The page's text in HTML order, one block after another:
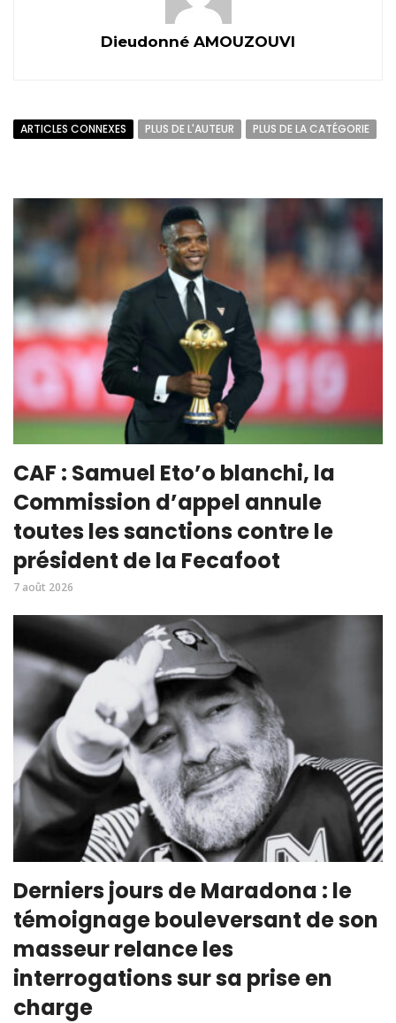
Dieudonné AMOUZOUVI
ARTICLES CONNEXES PLUS DE L'AUTEUR PLUS DE LA CATÉGORIE
CAF : Samuel Eto’o blanchi, la
Commission d’appel annule
toutes les sanctions contre le
président de la Fecafoot
7 août 2026
Derniers jours de Maradona : le
témoignage bouleversant de son
masseur relance les
interrogations sur sa prise en
charge